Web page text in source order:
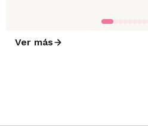
Ver más